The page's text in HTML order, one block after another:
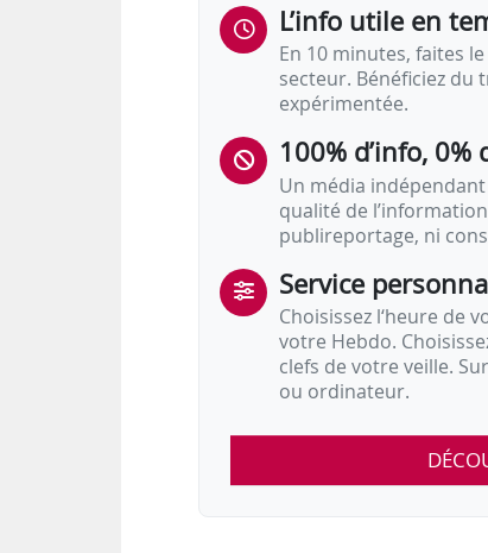
valoriser les…L’info utile en
En 10 minutes, faites
secteur. Bénéficiez du
expérimentée.
100% d’info, 0%
Un média
qualité de
publireportage, ni
Service
Choisissez l‘heure de
votre Hebdo.
clefs de votre veille.
ou ordinateur.